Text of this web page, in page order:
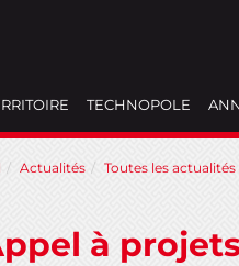
TECHNOPOLE
Actualités Toutes les actualités
à